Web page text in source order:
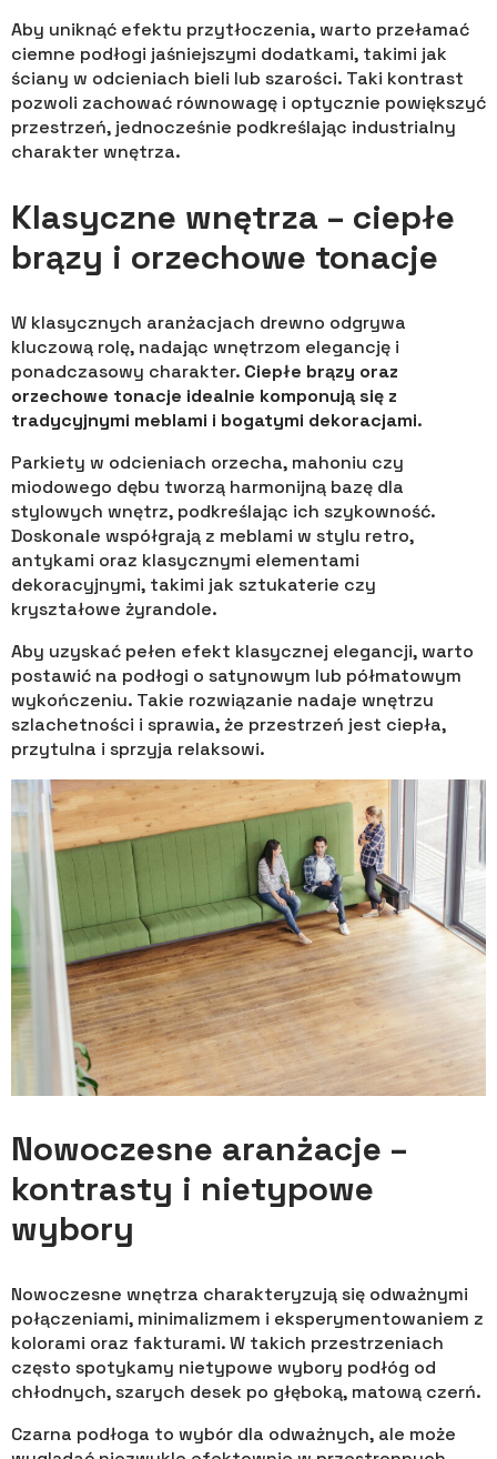
Aby uniknąć efektu przytłoczenia, warto przełamać
ciemne podłogi jaśniejszymi dodatkami, takimi jak
ściany w odcieniach bieli lub szarości. Taki kontrast
pozwoli zachować równowagę i optycznie powiększyć
przestrzeń, jednocześnie podkreślając industrialny
charakter wnętrza.
Klasyczne wnętrza – ciepłe
brązy i orzechowe tonacje
W klasycznych aranżacjach drewno odgrywa
kluczową rolę, nadając wnętrzom elegancję i
ponadczasowy charakter. Ciepłe brązy oraz
orzechowe tonacje idealnie komponują się z
tradycyjnymi meblami i bogatymi dekoracjami.
Parkiety w odcieniach orzecha, mahoniu czy
miodowego dębu tworzą harmonijną bazę dla
stylowych wnętrz, podkreślając ich szykowność.
Doskonale współgrają z meblami w stylu retro,
antykami oraz klasycznymi elementami
dekoracyjnymi, takimi jak sztukaterie czy
kryształowe żyrandole.
Aby uzyskać pełen efekt klasycznej elegancji, warto
postawić na podłogi o satynowym lub półmatowym
wykończeniu. Takie rozwiązanie nadaje wnętrzu
szlachetności i sprawia, że przestrzeń jest ciepła,
przytulna i sprzyja relaksowi.
Nowoczesne aranżacje –
kontrasty i nietypowe
wybory
Nowoczesne wnętrza charakteryzują się odważnymi
połączeniami, minimalizmem i eksperymentowaniem z
kolorami oraz fakturami. W takich przestrzeniach
często spotykamy nietypowe wybory podłóg od
chłodnych, szarych desek po głęboką, matową czerń.
Czarna podłoga to wybór dla odważnych, ale może